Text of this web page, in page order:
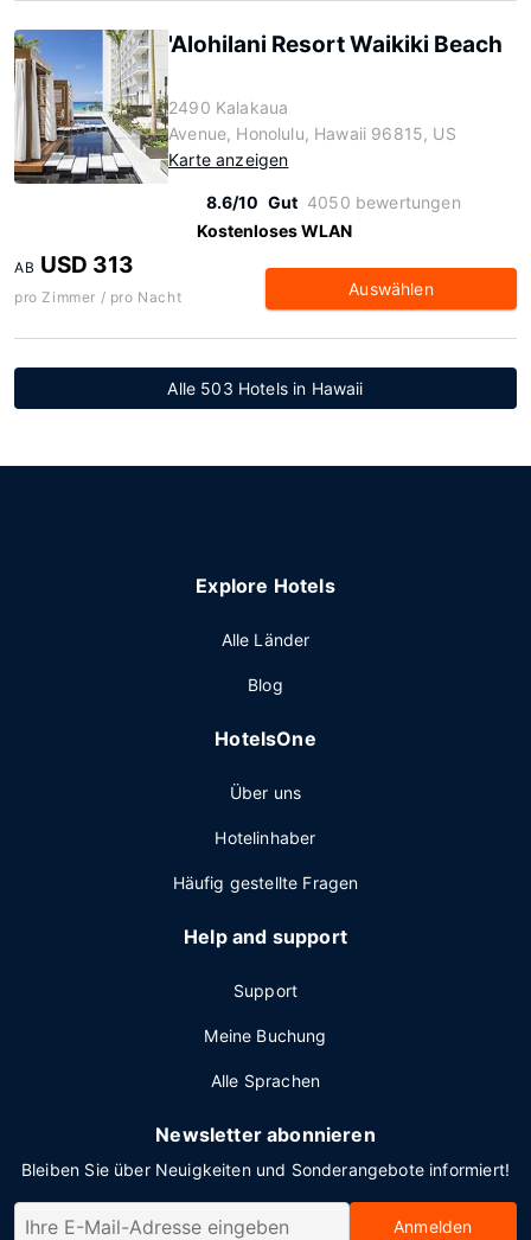
'Alohilani Resort Waikiki Beach
2490 Kalakaua
Avenue, Honolulu, Hawaii 96815, US
Karte anzeigen
8.6/10 Gut 4050 bewertungen
Kostenloses WLAN
AB USD 313
pro Zimmer / pro Nacht Auswählen
Alle 503 Hotels in Hawaii
Explore Hotels
Alle Länder
Blog
HotelsOne
Über uns
Hotelinhaber
Häufig gestellte Fragen
Help and support
Support
Meine Buchung
Alle Sprachen
Newsletter abonnieren
Bleiben Sie über Neuigkeiten und Sonderangebote informiert!
Anmelden